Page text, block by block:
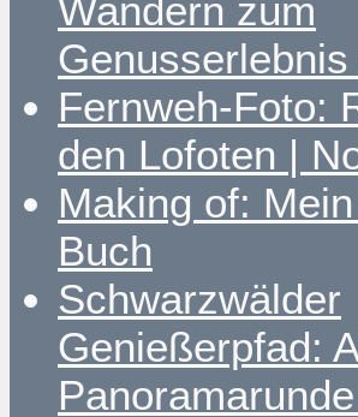
Wandern zum
Genusserlebnis
Fernweh-Foto:
den Lofoten |
Making of:
Buch
Schwarzwälder
Genießerpfad: